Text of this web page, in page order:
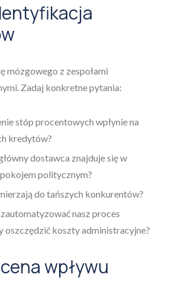
mózgowego z zespołami
Zadaj konkretne pytania:
stóp procentowych wpłynie na
kredytów?
dostawca znajduje się w
politycznym?
do tańszych konkurentów?
nasz proces
oszczędzić koszty administracyjne?
wpływu